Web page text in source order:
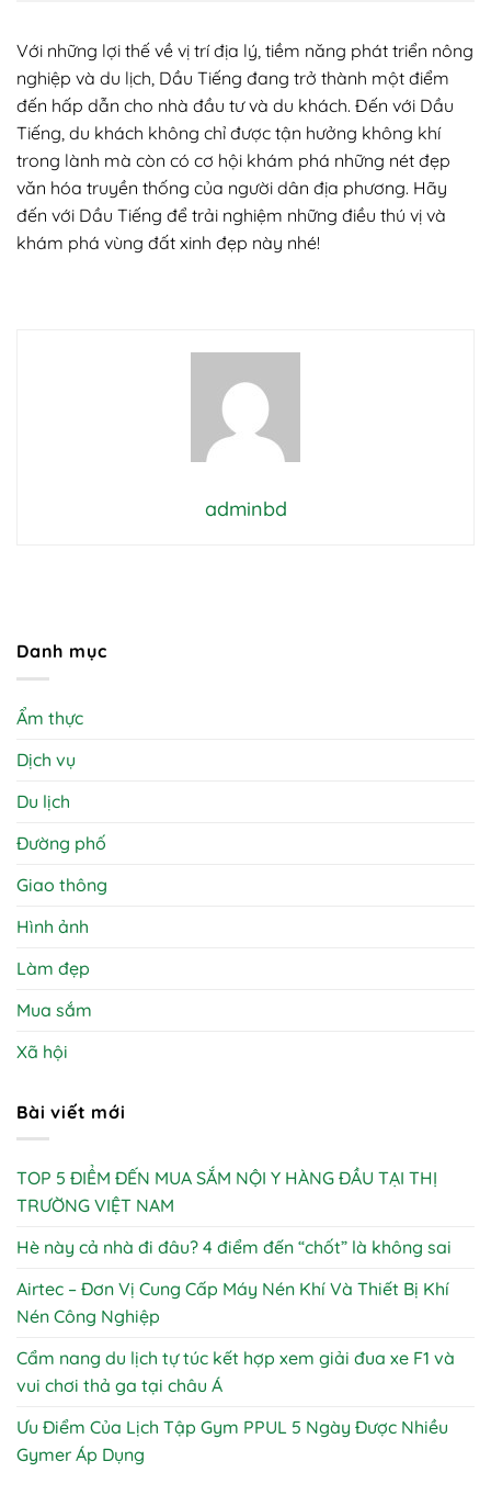
Với những lợi thế về vị trí địa lý, tiềm năng phát triển nông
nghiệp và du lịch, Dầu Tiếng đang trở thành một điểm
đến hấp dẫn cho nhà đầu tư và du khách. Đến với Dầu
Tiếng, du khách không chỉ được tận hưởng không khí
trong lành mà còn có cơ hội khám phá những nét đẹp
văn hóa truyền thống của người dân địa phương. Hãy
đến với Dầu Tiếng để trải nghiệm những điều thú vị và
khám phá vùng đất xinh đẹp này nhé!
adminbd
Danh mục
Ẩm thực
Dịch vụ
Du lịch
Đường phố
Giao thông
Hình ảnh
Làm đẹp
Mua sắm
Xã hội
Bài viết mới
TOP 5 ĐIỂM ĐẾN MUA SẮM NỘI Y HÀNG ĐẦU TẠI THỊ
TRƯỜNG VIỆT NAM
Hè này cả nhà đi đâu? 4 điểm đến “chốt” là không sai
Airtec – Đơn Vị Cung Cấp Máy Nén Khí Và Thiết Bị Khí
Nén Công Nghiệp
Cẩm nang du lịch tự túc kết hợp xem giải đua xe F1 và
vui chơi thả ga tại châu Á
Ưu Điểm Của Lịch Tập Gym PPUL 5 Ngày Được Nhiều
Gymer Áp Dụng